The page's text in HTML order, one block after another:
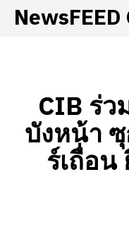
CIB ร่ว
บังหน้า
ร์เถื่อน